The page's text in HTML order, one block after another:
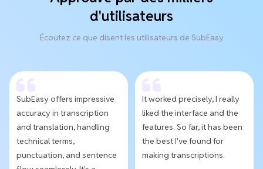
d'utilisateurs
Écoutez ce que disent les utilisateurs de SubEasy
SubEasy offers impressive
accuracy in transcription
and translation, handling
technical terms,
punctuation, and sentence
It worked precisely, I really
liked the interface and the
features. So far, it has been
the best I've found for
making transcriptions.